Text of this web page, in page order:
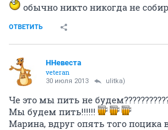
обычно никто никогда не
ОТВЕТИТЬ
ННевеста
veteran
30 июля 2013 ulitka)
Че это мы пить не
Мы будем пить!!!!!!
Марина, вдруг опять того поцика